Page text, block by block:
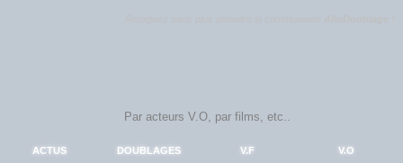
ACTUS DOUBLAGES V.F V.O